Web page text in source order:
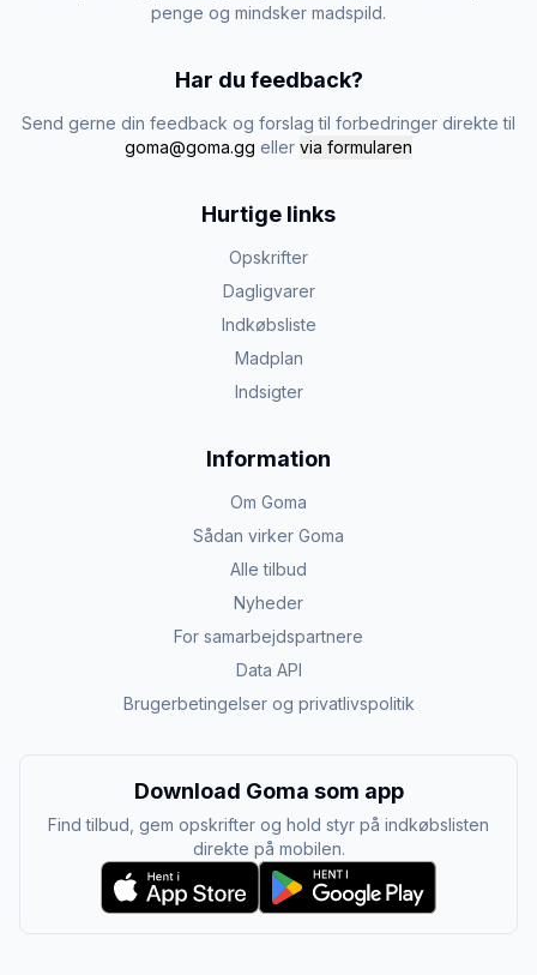
penge og mindsker madspild.
Har du feedback?
Send gerne din feedback og forslag til forbedringer direkte til
goma@goma.gg eller via formularen
Hurtige links
Opskrifter
Dagligvarer
Indkøbsliste
Madplan
Indsigter
Information
Om Goma
Sådan virker Goma
Alle tilbud
Nyheder
For samarbejdspartnere
Data API
Brugerbetingelser og privatlivspolitik
Download Goma som app
Find tilbud, gem opskrifter og hold styr på indkøbslisten
direkte på mobilen.